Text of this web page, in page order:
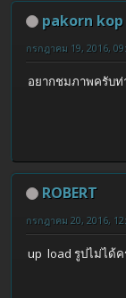
pakorn kop
กรกฎาคม 19, 2016,
อยากชมภาพครับท่
ROBERT
กรกฎาคม 20, 2016,
up load รูปไม่ได้